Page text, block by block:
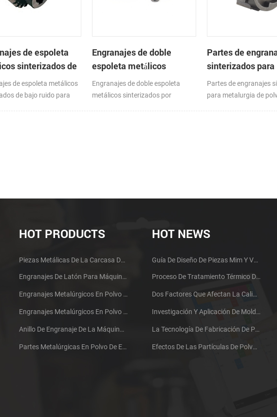
de espoleta
sinterizados de
para cajas de
de espoleta metálicos
de bajo ruido para
Engranajes de doble
espoleta metálicos
sinterizados por
metalurgia en polvo
Engranajes de doble espoleta
metálicos sinterizados por
Partes de
sinterizados para
metalurgia de
acero inoxidable
Partes de engranajes
para metalurgia de
HOT PRODUCTS
Piezas Metálicas De La Carcasa De Auriculares De Componentes Electrónicos Mim Aglomerados
Engranajes De Latón Para Máquinas Metalúrgicas En Polvo Sinterizadas De Acero Inoxidable
Engranajes Metalúrgicos En Polvo Sinterizados De Acero Inoxidable
Engranajes Metalúrgicos En Polvo Sinterizados De Acero Inoxidable
Anillo De Engranaje De La Máquina Metalúrgica En Polvo Sinterizada De Acero Inoxidable
Partes Metalúrgicas En Polvo De Engranajes Sinterizados De Hierro Inoxidable
HOT NEWS
Guía De Diseño De Piezas Mim Y Ventajas
Proceso De Tratamiento Térmico De Metales Metalúrgicos En Polvo
Dos Factores Que Afectan La Calidad De Sinterización De Los Productos Metalúrgicos En Polvo
Investigación Y Aplicación De Moldes De Inyección De Metal A Gran Escala
La Tecnología De Fabricación De Polvo Promueve El Desarrollo Del Proceso De Moldeo Por Inyección De Polvo Metálico
Efectos De Las Partículas De Polvo Metálico Y Sus Métodos De Preparación En La Tecnología MIM